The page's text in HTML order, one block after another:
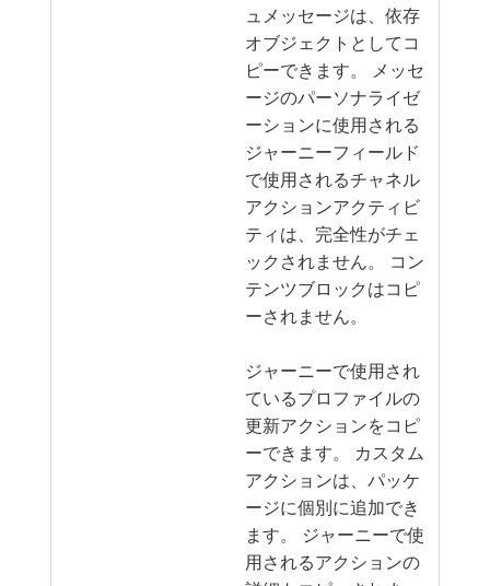
ュメッセージは、依存
オブジェクトとしてコ
ピーできます。 メッセ
ージのパーソナライゼ
ーションに使用される
ジャーニーフィールド
で使用されるチャネル
アクションアクティビ
ティは、完全性がチェ
ックされません。 コン
テンツブロックはコピ
ーされません。
ジャーニーで使用され
ているプロファイルの
更新アクションをコピ
ーできます。 カスタム
アクションは、パッケ
ージに個別に追加でき
ます。 ジャーニーで使
用されるアクションの